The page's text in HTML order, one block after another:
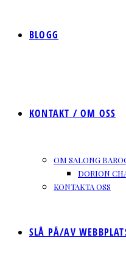
BLOGG
KONTAKT / OM OSS
OM SALONG
DORION
KONTAKTA OSS
SLÅ PÅ/AV